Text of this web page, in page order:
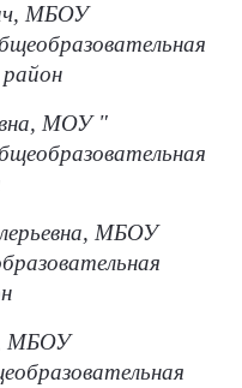
МБОУ
МОУ "
МБОУ
МБОУ